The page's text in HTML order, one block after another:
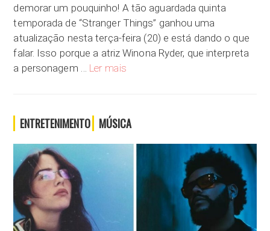
demorar um pouquinho! A tão aguardada quinta
temporada de “Stranger Things” ganhou uma
atualização nesta terça-feira (20) e está dando o que
falar. Isso porque a atriz Winona Ryder, que interpreta
a personagem … Ler mais
ENTRETENIMENTO MÚSICA